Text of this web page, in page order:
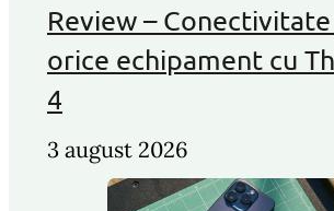
Review –
orice echipament cu
4
3 august 2026